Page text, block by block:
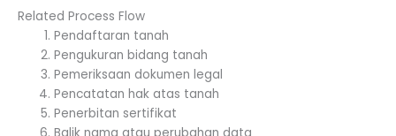
Related Process Flow
Pendaftaran tanah
Pengukuran bidang tanah
Pemeriksaan dokumen legal
Pencatatan hak atas tanah
Penerbitan sertifikat